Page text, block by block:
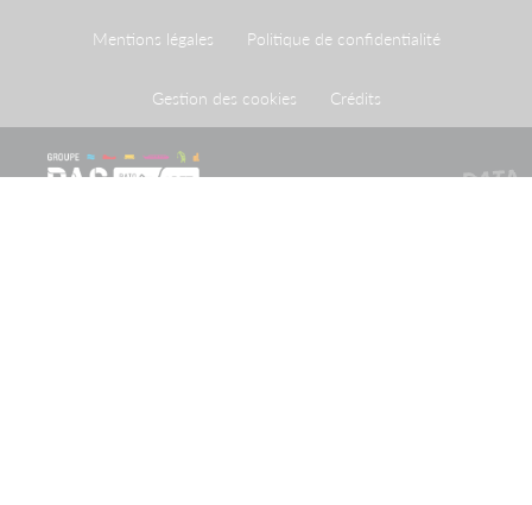
Mentions légales Politique de confidentialité
Gestion des cookies Crédits